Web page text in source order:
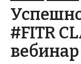
#FITR